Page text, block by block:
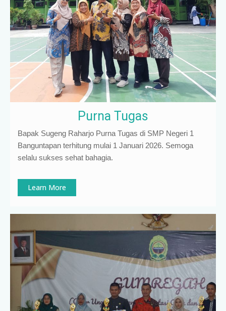
Purna Tugas
Bapak Sugeng Raharjo Purna Tugas di SMP Negeri 1
Banguntapan terhitung mulai 1 Januari 2026. Semoga
selalu sukses sehat bahagia.
Learn More